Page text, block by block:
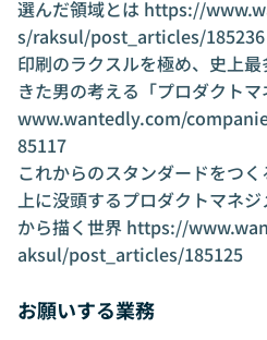
選んだ領域とは https://
s/raksul/post_articles/185236
印刷のラクスルを極め、史上
きた男の考える「プロダクト
www.wantedly.com/
85117
これからのスタンダードをつ
上に没頭するプロダクトマネ
から描く世界 https://
aksul/post_articles/185125
お願いする業務